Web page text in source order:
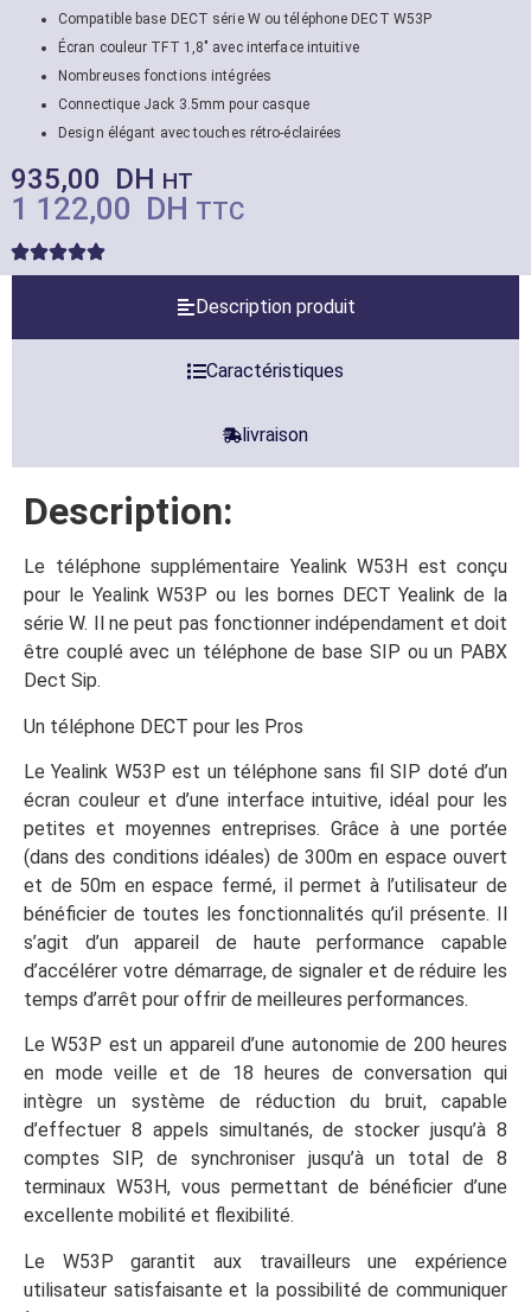
Compatible base DECT série W ou téléphone DECT W53P
Écran couleur TFT 1,8″ avec interface intuitive
Nombreuses fonctions intégrées
Connectique Jack 3.5mm pour casque
Design élégant avec touches rétro-éclairées
935,00 DH HT
1 122,00 DH TTC
Description produit
Caractéristiques
livraison
Description:
Le téléphone supplémentaire Yealink W53H est conçu
pour le Yealink W53P ou les bornes DECT Yealink de la
série W. Il ne peut pas fonctionner indépendament et doit
être couplé avec un téléphone de base SIP ou un PABX
Dect Sip.
Un téléphone DECT pour les Pros
Le Yealink W53P est un téléphone sans fil SIP doté d’un
écran couleur et d’une interface intuitive, idéal pour les
petites et moyennes entreprises. Grâce à une portée
(dans des conditions idéales) de 300m en espace ouvert
et de 50m en espace fermé, il permet à l’utilisateur de
bénéficier de toutes les fonctionnalités qu’il présente. Il
s’agit d’un appareil de haute performance capable
d’accélérer votre démarrage, de signaler et de réduire les
temps d’arrêt pour offrir de meilleures performances.
Le W53P est un appareil d’une autonomie de 200 heures
en mode veille et de 18 heures de conversation qui
intègre un système de réduction du bruit, capable
d’effectuer 8 appels simultanés, de stocker jusqu’à 8
comptes SIP, de synchroniser jusqu’à un total de 8
terminaux W53H, vous permettant de bénéficier d’une
excellente mobilité et flexibilité.
Le W53P garantit aux travailleurs une expérience
utilisateur satisfaisante et la possibilité de communiquer